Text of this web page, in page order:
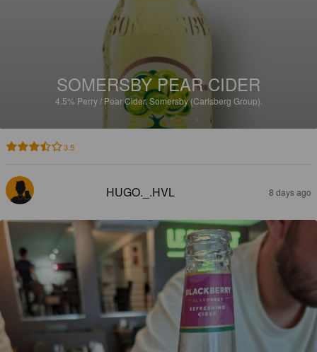
SOMERSBY PEAR CIDER
4.5% Perry / Pear Cider.Somersby (Carlsberg Group).
3.5
HUGO._.HVL 8 days ago